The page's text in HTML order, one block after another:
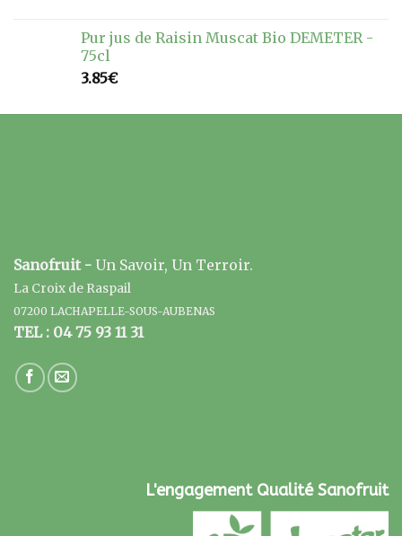
Pur jus de Raisin Muscat Bio DEMETER -
75cl
3.85€
Sanofruit - Un Savoir, Un Terroir.
La Croix de Raspail
07200 LACHAPELLE-SOUS-AUBENAS
TEL : 04 75 93 11 31
L'engagement Qualité Sanofruit